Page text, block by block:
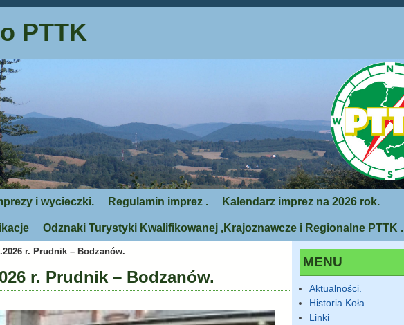
PTTK
i wycieczki. Regulamin imprez . Kalendarz imprez na 2026 rok.
Odznaki Turystyki Kwalifikowanej ,Krajoznawcze i Regionalne PTTK .
r. Prudnik – Bodzanów.
r. Prudnik – Bodzanów.
MENU
Aktualności.
Historia Koła
Linki